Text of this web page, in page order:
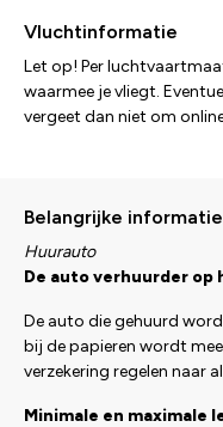
Vluchtinformatie
Let op! Per
waarmee je vliegt.
vergeet dan niet om
Belangrijke informatie
Huurauto
De auto verhuurder op
De auto die gehuurd
bij de papieren wordt
verzekering regelen naar
Minimale en maximale